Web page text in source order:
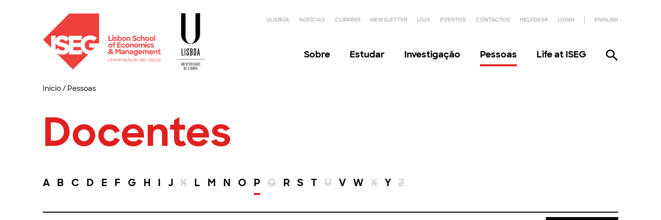
ULISBOA NOTÍCIAS CLIPPING NEWSLETTER LOJA EVENTOS CONTACTOS HELPDESK LOGIN ENGLISH
Sobre Estudar Investigação Pessoas Life at ISEG
Início/ Pessoas
Docentes
A B C D E F G H I J K L M N O P Q R S T U V W X Y Z